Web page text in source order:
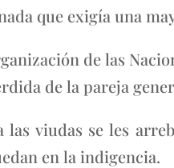
que exigía una
de las
de la pareja
las viudas se les
en la indigencia.